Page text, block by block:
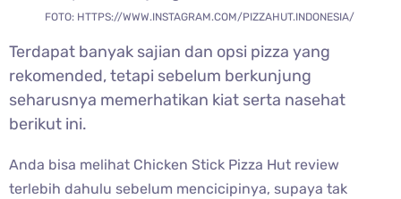
FOTO: HTTPS://WWW.INSTAGRAM.COM/PIZZAHUT.INDONESIA/
Terdapat banyak sajian dan opsi pizza yang
rekomended, tetapi sebelum berkunjung
seharusnya memerhatikan kiat serta nasehat
berikut ini.
Anda bisa melihat Chicken Stick Pizza Hut review
terlebih dahulu sebelum mencicipinya, supaya tak